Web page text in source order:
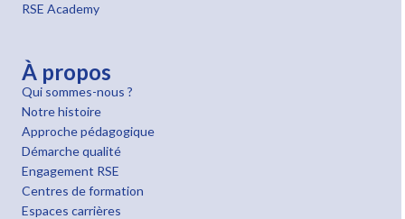
RSE Academy
À propos
Qui sommes-nous ?
Notre histoire
Approche pédagogique
Démarche qualité
Engagement RSE
Centres de formation
Espaces carrières